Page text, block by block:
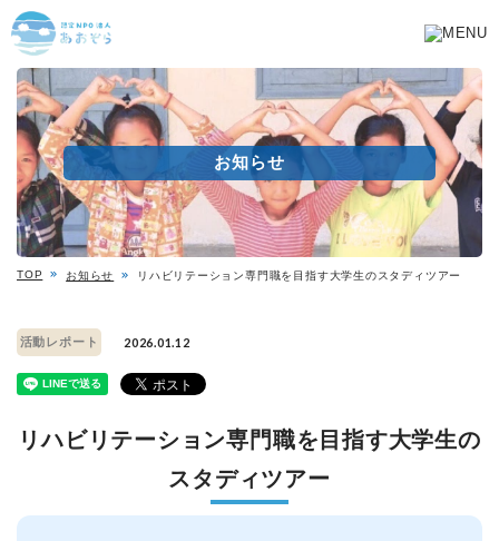
お知らせ
TOP お知らせ リハビリテーション専門職を目指す大学生のスタディツアー
活動レポート 2026.01.12
リハビリテーション専門職を目指す大学生の
スタディツアー